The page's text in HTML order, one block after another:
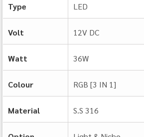
Type LED
Volt 12V DC
Watt 36W
Colour RGB [3 IN 1]
Material S.S 316